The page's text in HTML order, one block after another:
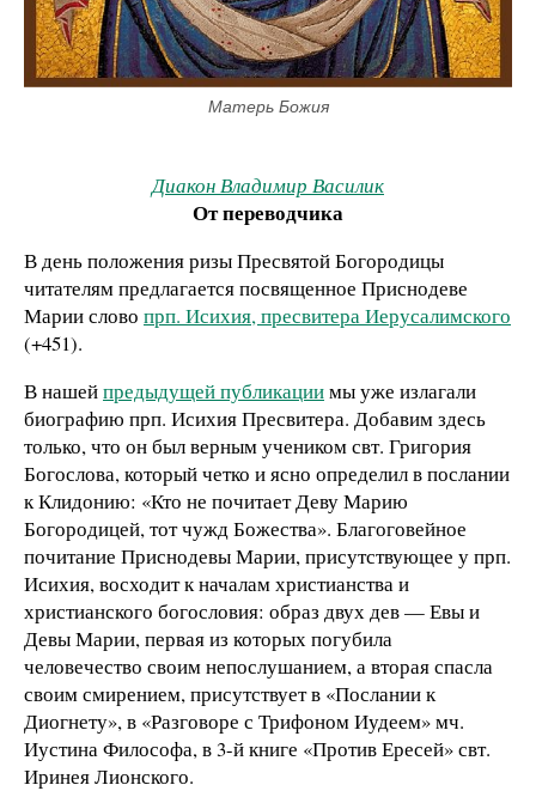
Матерь Божия
Диакон Владимир Василик
От переводчика
В день положения ризы Пресвятой Богородицы
читателям предлагается посвященное Приснодеве
Марии слово прп. Исихия, пресвитера Иерусалимского
(+451).
В нашейпредыдущей публикациимы уже излагали
биографию прп. Исихия Пресвитера. Добавим здесь
только, что он был верным учеником свт. Григория
Богослова, который четко и ясно определил в послании
к Клидонию: «Кто не почитает Деву Марию
Богородицей, тот чужд Божества». Благоговейное
почитание Приснодевы Марии, присутствующее у прп.
Исихия, восходит к началам христианства и
христианского богословия: образ двух дев — Евы и
Девы Марии, первая из которых погубила
человечество своим непослушанием, а вторая спасла
своим смирением, присутствует в «Послании к
Диогнету», в «Разговоре с Трифоном Иудеем» мч.
Иустина Философа, в 3-й книге «Против Ересей» свт.
Иринея Лионского.